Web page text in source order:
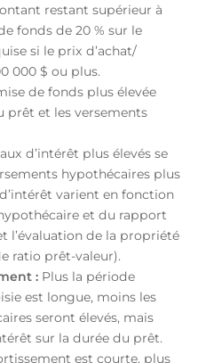
restant supérieur à
fonds de 20 % sur le
si le prix d’achat/
000 $ ou plus.
de fonds plus élevée
prêt et les versements
d’intérêt plus élevés se
hypothécaires plus
varient en fonction
et du rapport
l’évaluation de la propriété
ratio prêt-valeur).
: Plus la période
est longue, moins les
seront élevés, mais
sur la durée du prêt.
est courte, plus